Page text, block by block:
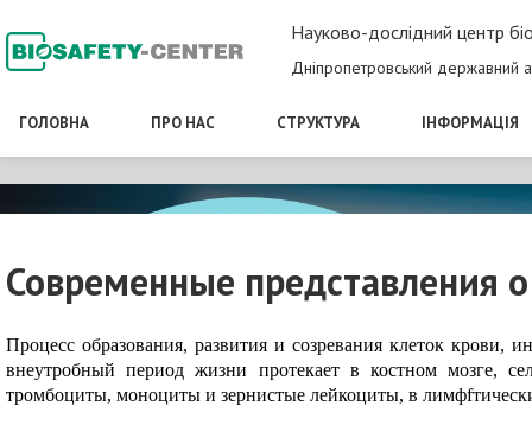
Науково-дослідний центр
Дніпропетровський державний
ГОЛОВНА ПРО НАС СТРУКТУРА ІНФОРМАЦІЯ
Современные представления
Процесс образования, развития и созревания клеток
внеутробный период жизни протекает в костном мозге,
тромбоциты, моноциты и зернистые лейкоциты, в